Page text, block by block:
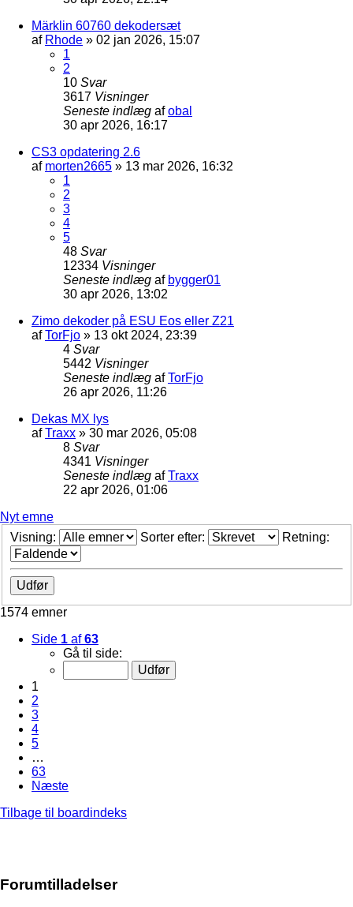
Märklin 60760 dekodersæt
af Rhode » 02 jan 2026, 15:07
1
2
10 Svar
3617 Visninger
Seneste indlæg afobal
30 apr 2026, 16:17
CS3 opdatering 2.6
af morten2665 » 13 mar 2026, 16:32
1
2
3
4
5
48 Svar
12334 Visninger
Seneste indlæg af bygger01
30 apr 2026, 13:02
Zimo dekoder på ESU Eos eller Z21
afTorFjo » 13 okt 2024, 23:39
4 Svar
5442 Visninger
Seneste indlæg afTorFjo
26 apr 2026, 11:26
Dekas MX lys
afTraxx » 30 mar 2026, 05:08
8 Svar
4341 Visninger
Seneste indlæg afTraxx
22 apr 2026, 01:06
Nyt emne
Visning:
Sorter efter: Retning:
1574 emner
Side 1 af63
Gå til side:
1
2
3
4
5
…
63
Næste
Tilbage til boardindeks
Forumtilladelser